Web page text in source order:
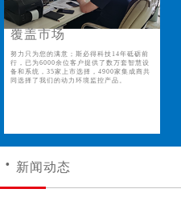
覆盖市场
努力只为您的满意；斯必得科技14年砥砺前
行，已为6000余位客户提供了数万套智慧设
备和系统，35家上市选择，4900家集成商共
同选择了我们的动力环境监控产品。
新闻动态